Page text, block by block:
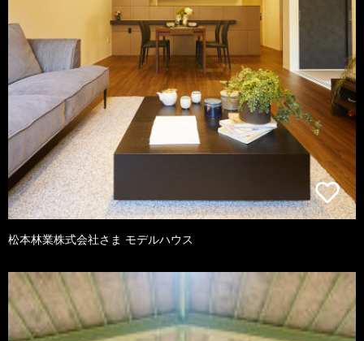
松本林業株式会社さま モデルハウス